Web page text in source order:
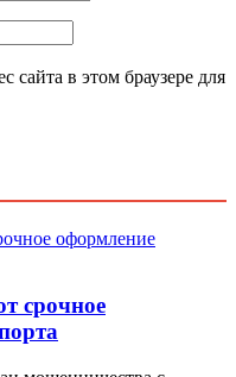
сайта в этом браузере для
срочное